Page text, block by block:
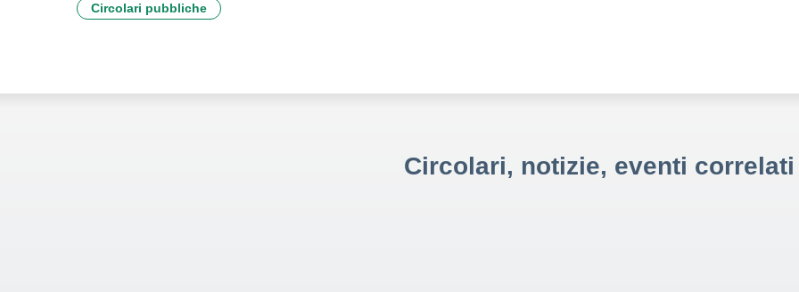
Circolari pubbliche
Circolari, notizie, eventi correlati